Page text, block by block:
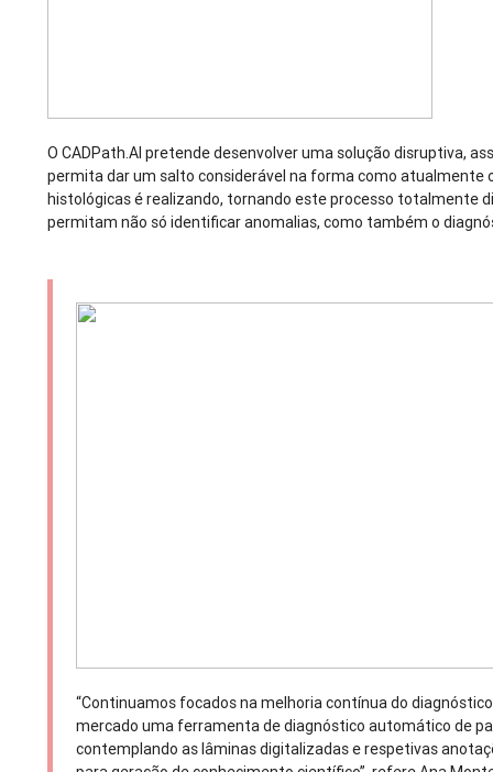
O CADPath.AI pretende desenvolver uma solução disruptiva,
permita dar um salto considerável na forma como
histológicas é realizando, tornando este processo totalmente
permitam não só identificar anomalias, como também o
“Continuamos focados na melhoria contínua do
mercado uma ferramenta de diagnóstico automático de
contemplando as lâminas digitalizadas e respetivas